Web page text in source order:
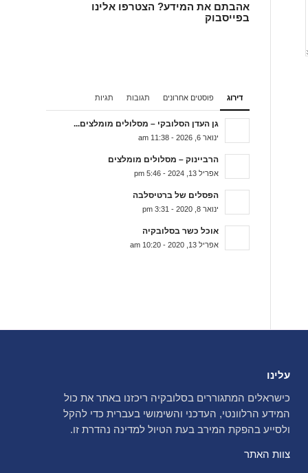
אהבתם את המידע? הצטרפו אלינו
בפייסבוק
דירוג פוסטים אחרונים תגובות תגיות
גן העדן הסלובקי – מסלולים מומלצים...
ינואר 6, 2026 - 11:38 am
הרביינוק – מסלולים מומלצים
אפריל 13, 2024 - 5:46 pm
הפסלים של ברטיסלבה
ינואר 8, 2020 - 3:31 pm
אוכל כשר בסלובקיה
אפריל 13, 2020 - 10:20 am
עלינו
כישראלים המתגוררים בסלובקיה ריכזנו באתר את כול
המידע הרלוונטי, העדכני והשימושי בעברית כדי להקל
ולסייע בהפקת המירב בעת הטיול למדינה נהדרת זו.
צוות האתר